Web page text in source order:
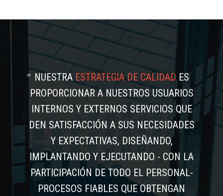
NUESTRAESTRATEGIA DE CALIDADES
PROPORCIONAR A NUESTROS USUARIOS
INTERNOS Y EXTERNOS SERVICIOS QUE
DEN SATISFACCIÓN A SUS NECESIDADES
Y EXPECTATIVAS, DISEÑANDO,
IMPLANTANDO Y EJECUTANDO - CON LA
PARTICIPACIÓN DE TODO EL PERSONAL-
PROCESOS FIABLES QUE OBTENGAN